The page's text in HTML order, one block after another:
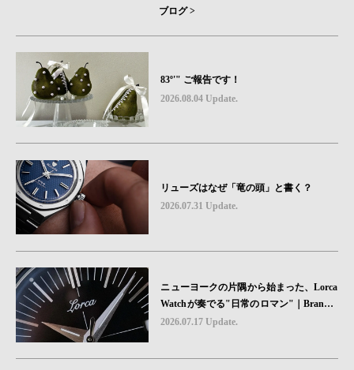
ブログ >
83º'" ご報告です！
2026.08.04 Update.
リューズはなぜ「竜の頭」と書く？
2026.07.31 Update.
ニューヨークの片隅から始まった、Lorca
Watchが奏でる"日常のロマン"｜Brand P
icks #08
2026.07.17 Update.